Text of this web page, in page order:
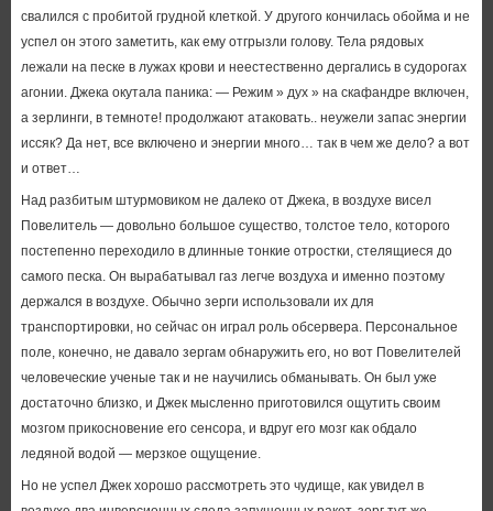
свалился с пробитой грудной клеткой. У другого кончилась обойма и не
успел он этого заметить, как ему отгрызли голову. Тела рядовых
лежали на песке в лужах крови и неестественно дергались в судорогах
агонии. Джека окутала паника: — Режим » дух » на скафандре включен,
а зерлинги, в темноте! продолжают атаковать.. неужели запас энергии
иссяк? Да нет, все включено и энергии много… так в чем же дело? а вот
и ответ…
Над разбитым штурмовиком не далеко от Джека, в воздухе висел
Повелитель — довольно большое существо, толстое тело, которого
постепенно переходило в длинные тонкие отростки, стелящиеся до
самого песка. Он вырабатывал газ легче воздуха и именно поэтому
держался в воздухе. Обычно зерги использовали их для
транспортировки, но сейчас он играл роль обсервера. Персональное
поле, конечно, не давало зергам обнаружить его, но вот Повелителей
человеческие ученые так и не научились обманывать. Он был уже
достаточно близко, и Джек мысленно приготовился ощутить своим
мозгом прикосновение его сенсора, и вдруг его мозг как обдало
ледяной водой — мерзкое ощущение.
Но не успел Джек хорошо рассмотреть это чудище, как увидел в